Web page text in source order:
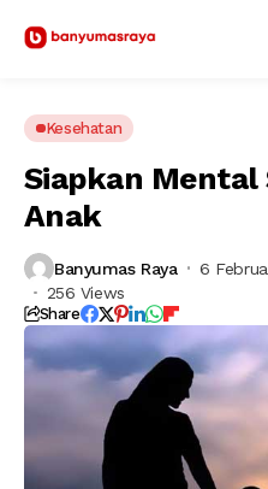
Kesehatan
Siapkan Mental
Anak
Banyumas Raya 6
256 Views
Share